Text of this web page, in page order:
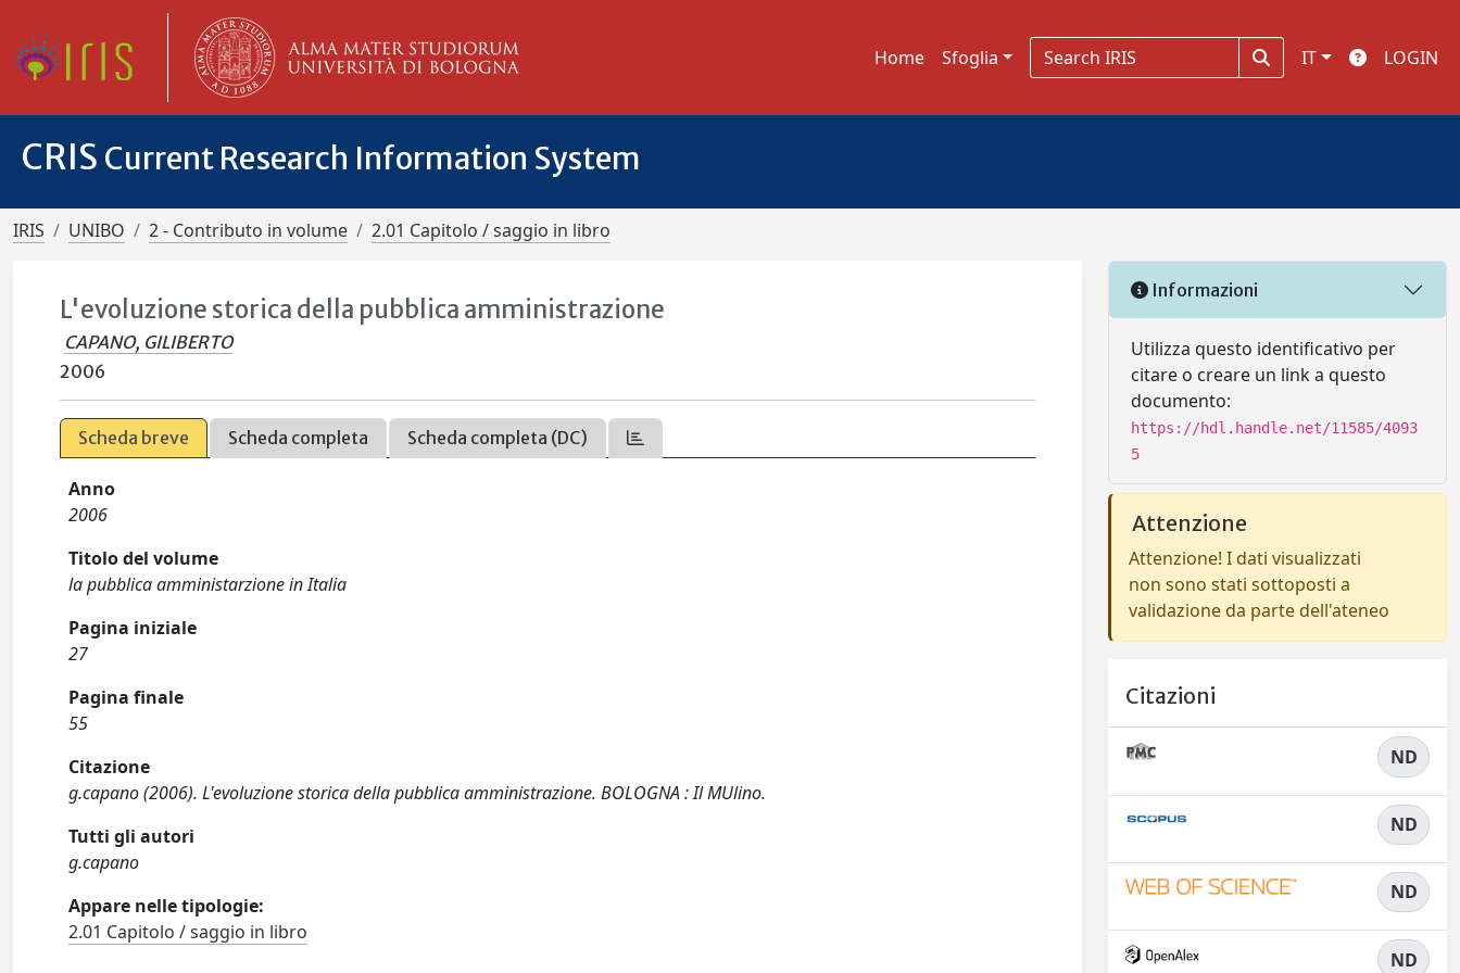
Home Sfoglia IT LOGIN
CRIS Current Research Information System
IRIS UNIBO 2 - Contributo in volume 2.01 Capitolo / saggio in libro
L'evoluzione storica della pubblica amministrazione
CAPANO, GILIBERTO
2006
Scheda breve Scheda completa Scheda completa (DC)
Anno
2006
Titolo del volume
la pubblica amministarzione in Italia
Pagina iniziale
27
Pagina finale
55
Citazione
g.capano (2006). L'evoluzione storica della pubblica amministrazione. BOLOGNA : Il MUlino.
Tutti gli autori
g.capano
Appare nelle tipologie:
2.01 Capitolo / saggio in libro
Informazioni
Utilizza questo identificativo per
citare o creare un link a questo
documento:
https://hdl.handle.net/11585/4093
5
Attenzione
Attenzione! I dati visualizzati
non sono stati sottoposti a
validazione da parte dell'ateneo
Citazioni
ND
ND
ND
ND